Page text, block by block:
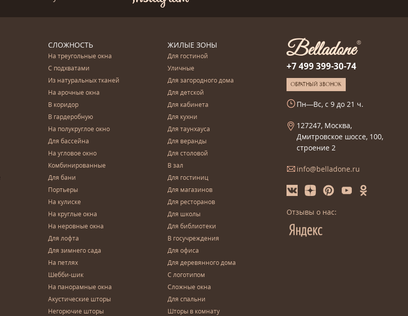
СЛОЖНОСТЬ
На треугольные окна
С подхватами
Из натуральных тканей
На арочные окна
В коридор
В гардеробную
На полукруглое окно
Для бассейна
На угловое окно
Комбинированные
Для бани
Портьеры
На кулиске
На круглые окна
На неровные окна
Для лофта
Для зимнего сада
На петлях
Шебби-шик
На панорамные окна
Акустические шторы
Негорючие шторы
ЖИЛЫЕ ЗОНЫ
Для гостиной
Уличные
Для загородного дома
Для детской
Для кабинета
Для кухни
Для таунхауса
Для веранды
Для столовой
В зал
Для гостиниц
Для магазинов
Для ресторанов
Для школы
Для библиотеки
В госучреждения
Для офиса
Для деревянного дома
С логотипом
Сложные окна
Для спальни
Шторы в комнату
+7 499 399-30-74
ОБРАТНЫЙ ЗВОНОК
Пн—Вс, с 9 до 21 ч.
127247, Москва,
Дмитровское шоссе, 100,
строение 2
info@belladone.ru
Отзывы о нас: